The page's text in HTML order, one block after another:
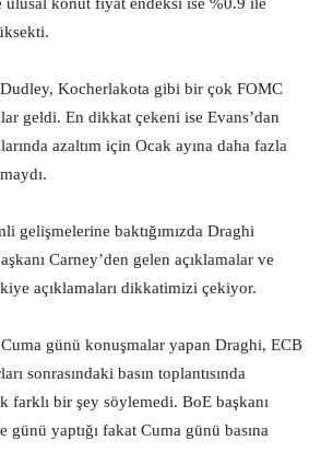
Kocherlakota gibi bir çok FOMC
geldi. En dikkat çekeni ise Evans’dan
azaltım için Ocak ayına daha fazla
gelişmelerine baktığımızda Draghi
Carney’den gelen açıklamalar ve
açıklamaları dikkatimizi çekiyor.
günü konuşmalar yapan Draghi, ECB
sonrasındaki basın toplantısında
farklı bir şey söylemedi. BoE başkanı
günü yaptığı fakat Cuma günü basına